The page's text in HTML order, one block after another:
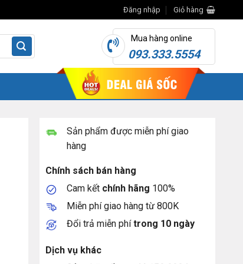
Đăng nhập Giỏ hàng
Mua hàng online
093.333.5554
Sản phẩm được miễn phí giao
hàng
Chính sách bán hàng
Cam kết chính hãng 100%
Miễn phí giao hàng từ 800K
Đổi trả miễn phítrong 10 ngày
Dịch vụ khác